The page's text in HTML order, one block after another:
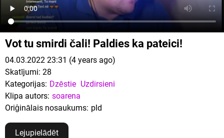
Vot tu smirdi čali! Paldies ka pateici!
04.03.2022 23:31 (4 years ago)
Skatījumi: 28
Kategorijas: Dzēstie Uzdirsieni
Klipa autors: soarena
Oriģinālais nosaukums: pld
Lejupielādēt